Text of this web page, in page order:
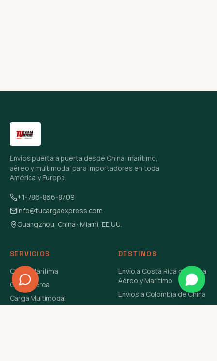
Envíos puerta a puerta desde China: marítimo,
aéreo y multimodal para importadores en toda
América y Europa.
+1-786-866-8709
info@tucargaexpress.com
Guangzhou, China · Miami, EE.UU.
SERVICIOS
Carga Marítima
Carga Aérea
Carga Multimodal
DESTINOS
Envío a Costa Rica de China
Aéreo y Marítimo
Envíos a Colombia de China